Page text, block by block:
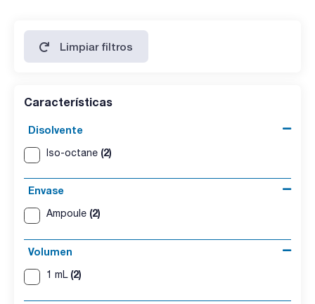
Limpiar filtros
Características
Disolvente
Iso-octane (2)
Envase
Ampoule (2)
Volumen
1 mL (2)